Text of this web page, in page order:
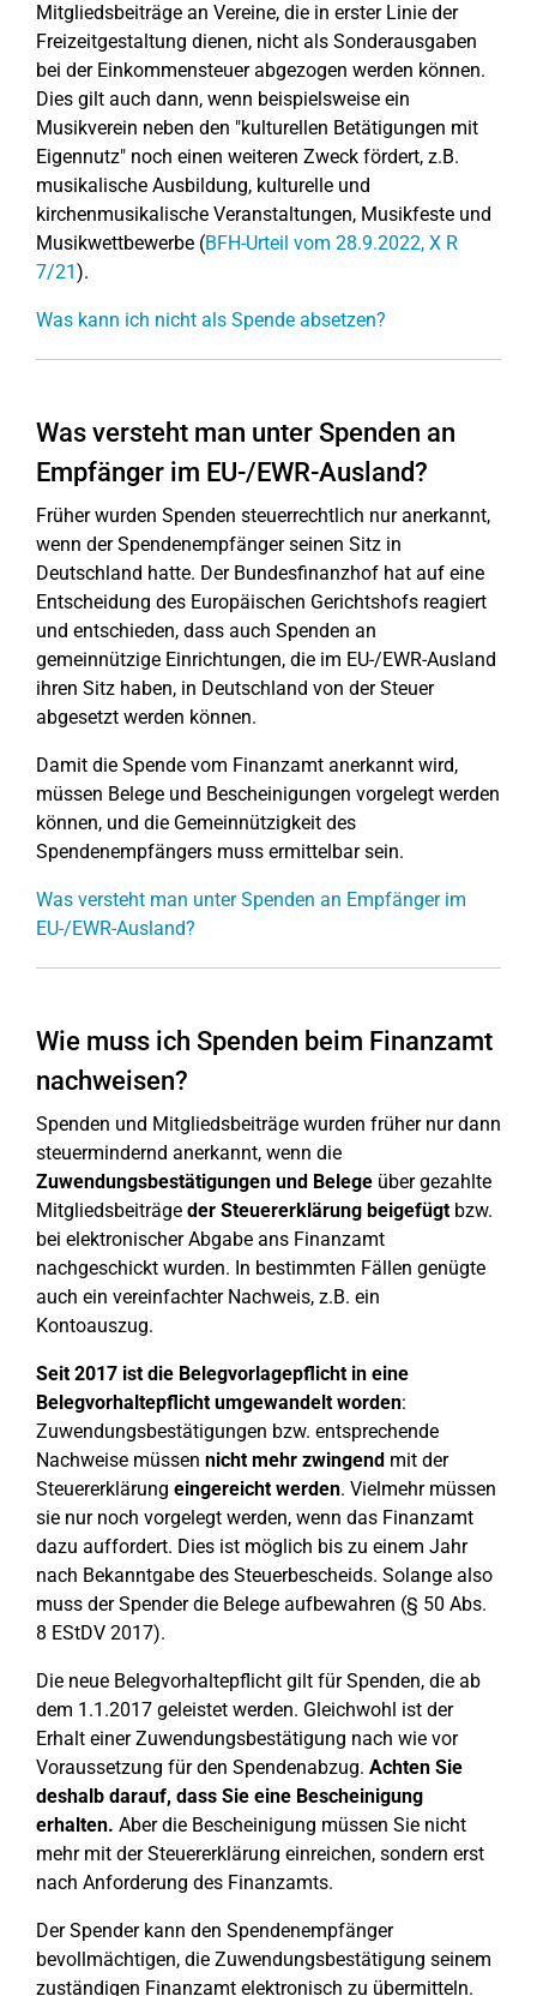
Mitgliedsbeiträge an Vereine, die in erster Linie der
Freizeitgestaltung dienen, nicht als Sonderausgaben
bei der Einkommensteuer abgezogen werden können.
Dies gilt auch dann, wenn beispielsweise ein
Musikverein neben den "kulturellen Betätigungen mit
Eigennutz" noch einen weiteren Zweck fördert, z.B.
musikalische Ausbildung, kulturelle und
kirchenmusikalische Veranstaltungen, Musikfeste und
Musikwettbewerbe (BFH-Urteil vom 28.9.2022, X R
7/21).
Was kann ich nicht als Spende absetzen?
Was versteht man unter Spenden an
Empfänger im EU-/EWR-Ausland?
Früher wurden Spenden steuerrechtlich nur anerkannt,
wenn der Spendenempfänger seinen Sitz in
Deutschland hatte. Der Bundesfinanzhof hat auf eine
Entscheidung des Europäischen Gerichtshofs reagiert
und entschieden, dass auch Spenden an
gemeinnützige Einrichtungen, die im EU-/EWR-Ausland
ihren Sitz haben, in Deutschland von der Steuer
abgesetzt werden können.
Damit die Spende vom Finanzamt anerkannt wird,
müssen Belege und Bescheinigungen vorgelegt werden
können, und die Gemeinnützigkeit des
Spendenempfängers muss ermittelbar sein.
Was versteht man unter Spenden an Empfänger im
EU-/EWR-Ausland?
Wie muss ich Spenden beim Finanzamt
nachweisen?
Spenden und Mitgliedsbeiträge wurden früher nur dann
steuermindernd anerkannt, wenn die
Zuwendungsbestätigungen und Belege über gezahlte
Mitgliedsbeiträge der Steuererklärung beigefügtbzw.
bei elektronischer Abgabe ans Finanzamt
nachgeschickt wurden. In bestimmten Fällen genügte
auch ein vereinfachter Nachweis, z.B. ein
Kontoauszug.
Seit 2017 ist die Belegvorlagepflicht in eine
Belegvorhaltepflicht umgewandelt worden:
Zuwendungsbestätigungen bzw. entsprechende
Nachweise müssen nicht mehr zwingend mit der
Steuererklärung eingereicht werden. Vielmehr müssen
sie nur noch vorgelegt werden, wenn das Finanzamt
dazu auffordert. Dies ist möglich bis zu einem Jahr
nach Bekanntgabe des Steuerbescheids. Solange also
muss der Spender die Belege aufbewahren (§ 50 Abs.
8 EStDV 2017).
Die neue Belegvorhaltepflicht gilt für Spenden, die ab
dem 1.1.2017 geleistet werden. Gleichwohl ist der
Erhalt einer Zuwendungsbestätigung nach wie vor
Voraussetzung für den Spendenabzug. Achten Sie
deshalb darauf, dass Sie eine Bescheinigung
erhalten. Aber die Bescheinigung müssen Sie nicht
mehr mit der Steuererklärung einreichen, sondern erst
nach Anforderung des Finanzamts.
Der Spender kann den Spendenempfänger
bevollmächtigen, die Zuwendungsbestätigung seinem
zuständigen Finanzamt elektronisch zu übermitteln.